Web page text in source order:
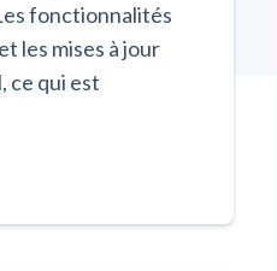
fonctionnalités
les mises à jour
ce qui est